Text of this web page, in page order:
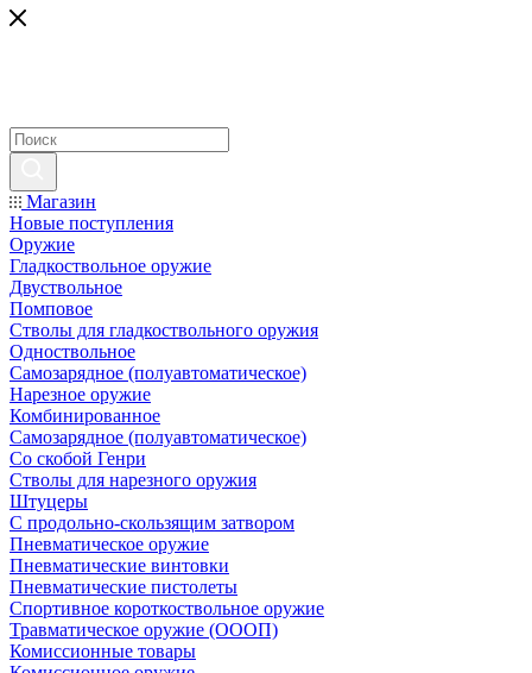
Магазин
Новые поступления
Оружие
Гладкоствольное оружие
Двуствольное
Помповое
Стволы для гладкоствольного оружия
Одноствольное
Самозарядное (полуавтоматическое)
Нарезное оружие
Комбинированное
Самозарядное (полуавтоматическое)
Со скобой Генри
Стволы для нарезного оружия
Штуцеры
С продольно-скользящим затвором
Пневматическое оружие
Пневматические винтовки
Пневматические пистолеты
Спортивное короткоствольное оружие
Травматическое оружие (ОООП)
Комиссионные товары